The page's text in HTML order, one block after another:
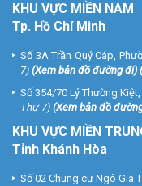
KHU VỰC MIỀN NAM
Tp. Hồ Chí Minh
Số 3A Trần Quý Cáp,
7) (Xem bản đồ đường đi)
Số 354/70 Lý Thường
Thứ 7) (Xem bản đồ
KHU VỰC MIỀN
Tỉnh Khánh Hòa
Số 02 Chung cư Ngô Gia